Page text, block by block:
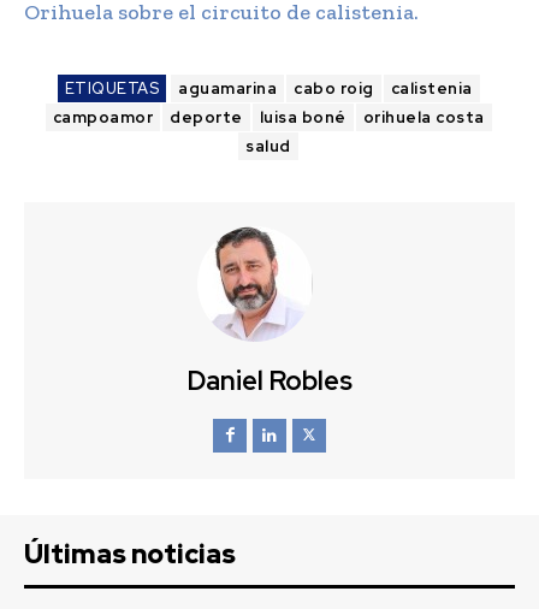
Orihuela sobre el circuito de calistenia.
ETIQUETAS aguamarina cabo roig
calistenia
campoamor
deporte luisa boné
orihuela costa
salud
Daniel Robles
Últimas noticias